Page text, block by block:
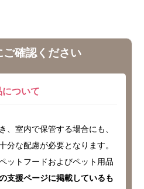
確認ください
ついて
、室内で保管する場合にも、
分な配慮が必要となります。
ットフードおよびペット用品
の支援ページに掲載しているも